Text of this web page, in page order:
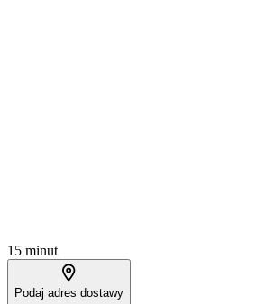
15 minut
Podaj adres dostawy